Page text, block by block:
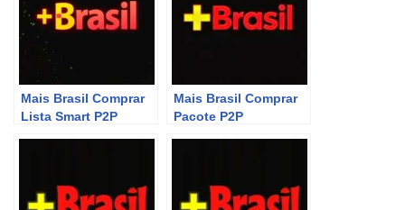
Mais Brasil Comprar
Lista Smart P2P
Mais Brasil Comprar
Pacote P2P